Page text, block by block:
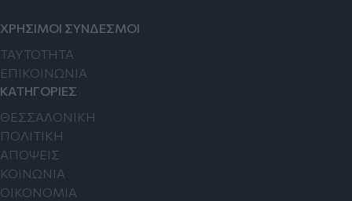
ΧΡΗΣΙΜΟΙ ΣΥΝΔΕΣΜΟΙ
TAYTOTHTA
ΕΠΙΚΟΙΝΩΝΙΑ
ΚΑΤΗΓΟΡΙΕΣ
ΘΕΣΣΑΛΟΝΙΚΗ
ΠΟΛΙΤΙΚΗ
ΑΠΟΨΕΙΣ
ΚΟΙΝΩΝΙΑ
ΟΙΚΟΝΟΜΙΑ